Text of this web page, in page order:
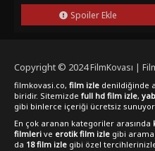
sex filmi veya sex izle gibi
listenize eklemenizi öneririm.
Spoiler Ekle
Copyright © 2024FilmKovası |
filmkovasi.co, film izle denildiğinde
biridir. Sitemizde full hd film izle,
gibi binlerce içeriği ücretsiz
En çok aranan kategoriler arasında
filmleri ve erotik film izle gibi
da 18 film izle gibi özel